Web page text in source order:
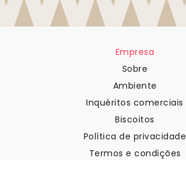
Empresa
Sobre
Ambiente
Inquéritos comerciais
Biscoitos
Política de privacidade
Termos e condições